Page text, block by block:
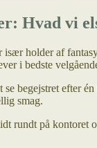
Hvad vi
holder af
i bedste
begejstret efter
smag.
rundt på kontoret